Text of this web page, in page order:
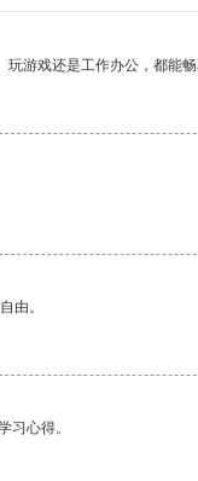
游戏还是工作办公，都能
由。
习心得。